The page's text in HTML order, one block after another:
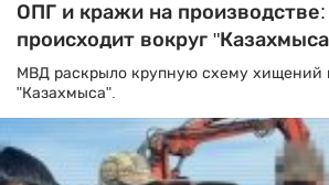
ОПГ и кражи на производстве:
происходит вокруг
МВД раскрыло крупную схему хищений
"Казахмыса".